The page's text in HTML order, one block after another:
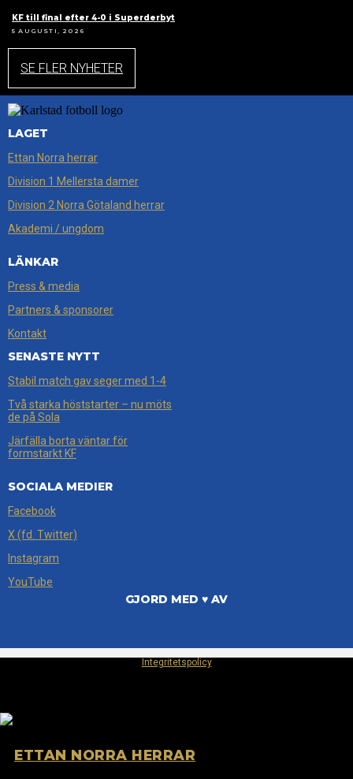
KF till final efter 4-0 i Superderbyt
5 AUGUSTI, 2026
SE FLER NYHETER
LAGET
Ettan Norra herrar
Division 1 Mellersta damer
Division 2 Norra Götaland herrar
Akademi / ungdom
LÄNKAR
Press & media
Partners & sponsorer
Kontakt
SENASTE NYTT
Stabil match gav seger med 1-4
Två starka höststarter – nu möts
de på Sola
Järfälla borta väntar för
formstarkt KF
SOCIALA MEDIER
Facebook
X (fd. Twitter)
Instagram
YouTube
GJORD MED ♥ AV
Integritetspolicy
ETTAN NORRA HERRAR